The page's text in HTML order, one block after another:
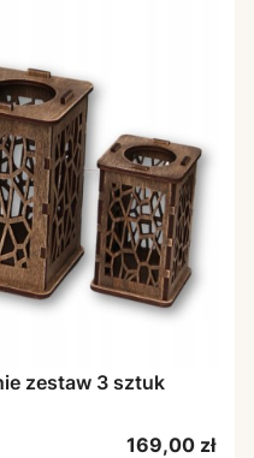
zestaw 3 sztuk
Cena
169,00 zł